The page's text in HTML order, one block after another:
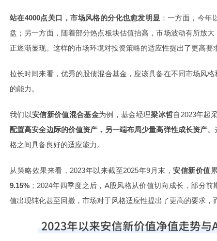
站在4000点关口，市场风格的分化也愈发明显 ：一方面，今
盘；另一方面，随着部分热点板块估值抬高，市场波动有所放
正逐渐显现。这样的市场环境对投资策略的适应性提出了更高要
拉长时间来看，优秀的股债混合基金，应该具备在不同市场风
的能力。
我们以安信新价值混合基金为例，基金经理梁冰哲自2023年起
配置高安全边际的价值资产，另一端布局少量高弹性成长资产。
格之间具备良好的适应能力。
从策略效果来看，2023年以来截至2025年9月末，安信新价值
9.15% ；2024年四季度之后，A股风格从价值切向成长，部分
值出现钝化甚至回撤，市场对于风格适应性提出了更高的要求，